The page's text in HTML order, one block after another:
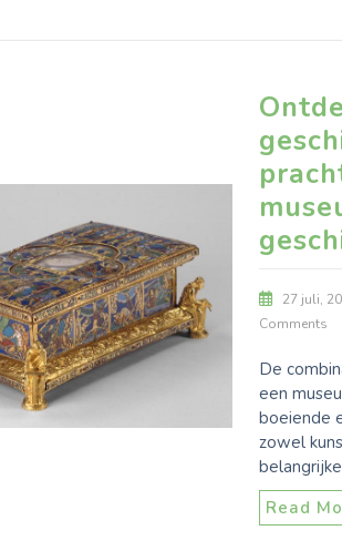
27 juli,
Comments
De
een
boeiende
zowel
Read